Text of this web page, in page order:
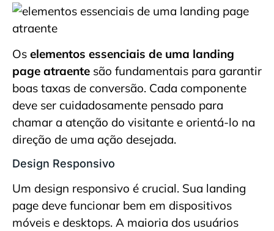
Os elementos essenciais de uma landing
page atraente são fundamentais para garantir
boas taxas de conversão. Cada componente
deve ser cuidadosamente pensado para
chamar a atenção do visitante e orientá-lo na
direção de uma ação desejada.
Design Responsivo
Um design responsivo é crucial. Sua landing
page deve funcionar bem em dispositivos
móveis e desktops. A maioria dos usuários